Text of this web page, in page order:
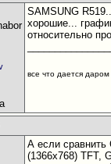
SAMSUNG
хорошие...
относительно
все что дается
А если сравнить
(1366x768) TFT,